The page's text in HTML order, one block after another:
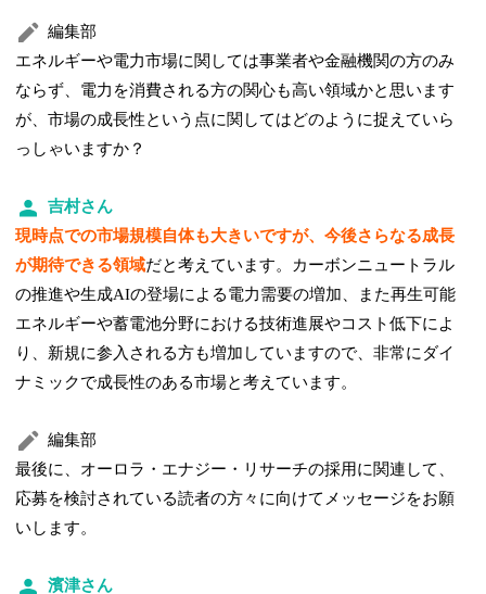
編集部
エネルギーや電力市場に関しては事業者や金融機関の方のみ
ならず、電力を消費される方の関心も高い領域かと思います
が、市場の成長性という点に関してはどのように捉えていら
っしゃいますか？
吉村さん
現時点での市場規模自体も大きいですが、今後さらなる成長
が期待できる領域だと考えています。カーボンニュートラル
の推進や生成AIの登場による電力需要の増加、また再生可能
エネルギーや蓄電池分野における技術進展やコスト低下によ
り、新規に参入される方も増加していますので、非常にダイ
ナミックで成長性のある市場と考えています。
編集部
最後に、オーロラ・エナジー・リサーチの採用に関連して、
応募を検討されている読者の方々に向けてメッセージをお願
いします。
濱津さん